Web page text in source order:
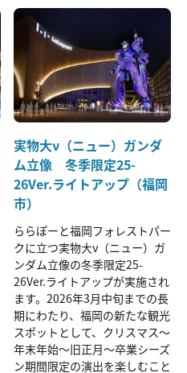
実物大ν（ニュー）ガンダ
ム立像 冬季限定25-
26Ver.ライトアップ（福岡
市）
ららぽーと福岡フォレストパー
クに立つ実物大ν（ニュー）ガ
ンダム立像の冬季限定25-
26Ver.ライトアップが実施され
ます。2026年3月中旬までの長
期にわたり、福岡の新たな観光
スポットとして、クリスマス～
年末年始～旧正月～卒業シーズ
ン期間限定の演出を楽しむこと